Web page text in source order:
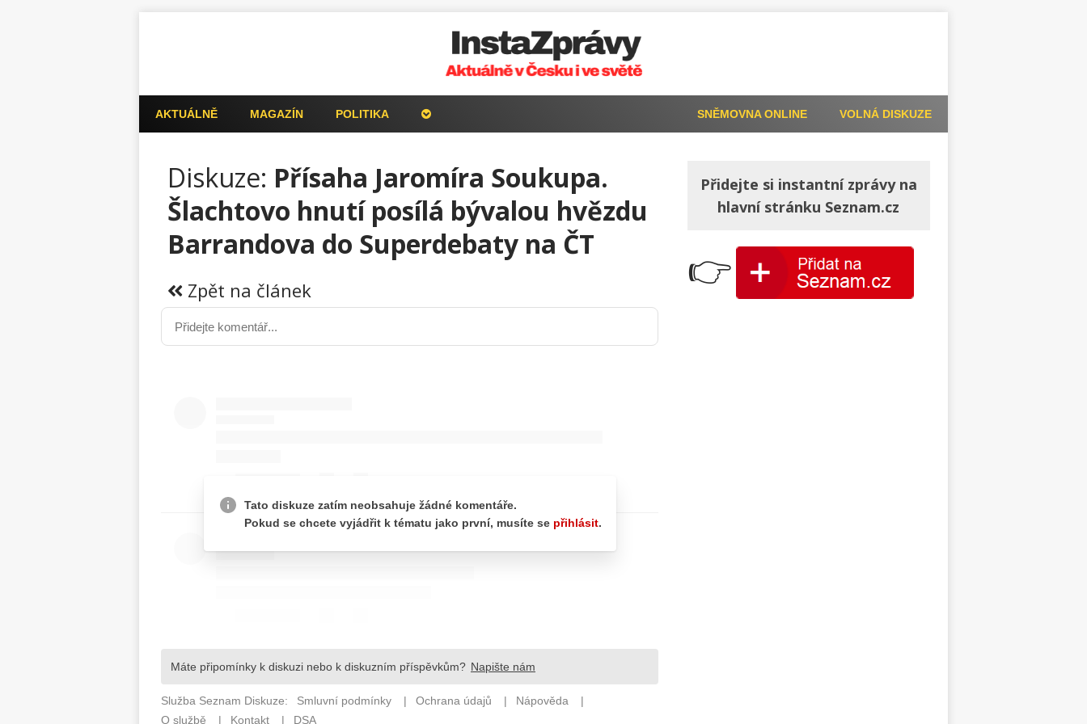
AKTUÁLNĚ MAGAZÍN POLITIKA VOLNÁ DISKUZE
SNĚMOVNA ONLINE
Diskuze: Přísaha Jaromíra Soukupa.
Šlachtovo hnutí posílá bývalou hvězdu
Barrandova do Superdebaty na ČT
Zpět na článek
Přidejte si instantní zprávy na
hlavní stránku Seznam.cz
👉